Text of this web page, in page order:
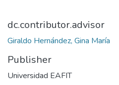
dc.contributor.advisor
Giraldo Hernández, Gina María
Publisher
Universidad EAFIT